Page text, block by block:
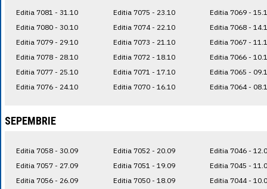
Editia 7081 - 31.10
Editia 7080 - 30.10
Editia 7079 - 29.10
Editia 7078 - 28.10
Editia 7077 - 25.10
Editia 7076 - 24.10
Editia 7075 - 23.10
Editia 7074 - 22.10
Editia 7073 - 21.10
Editia 7072 - 18.10
Editia 7071 - 17.10
Editia 7070 - 16.10
Editia 7069 -
Editia 7068 -
Editia 7067 -
Editia 7066 -
Editia 7065 -
Editia 7064 -
SEPEMBRIE
Editia 7058 - 30.09
Editia 7057 - 27.09
Editia 7056 - 26.09
Editia 7052 - 20.09
Editia 7051 - 19.09
Editia 7050 - 18.09
Editia 7046 -
Editia 7045 -
Editia 7044 -